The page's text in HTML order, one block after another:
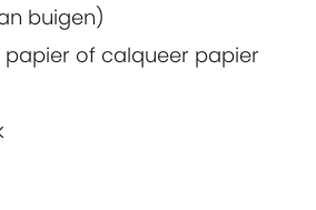
buigen)
papier of calqueer papier